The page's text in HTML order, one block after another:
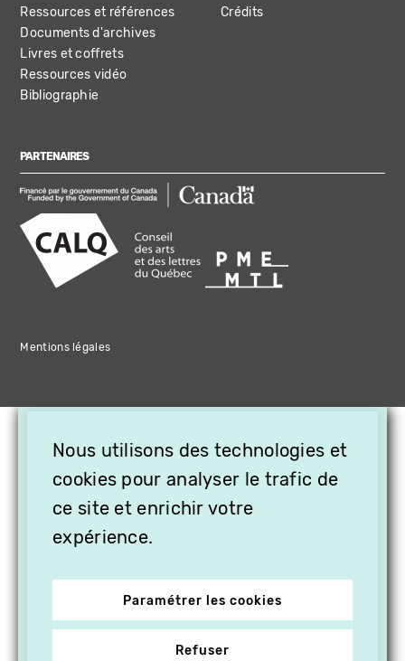
Ressources et références
Documents d'archives
Livres et coffrets
Ressources vidéo
Bibliographie
Crédits
PARTENAIRES
Mentions légales
Nous utilisons des technologies et
cookies pour analyser le trafic de
ce site et enrichir votre
expérience.
Paramétrer les cookies
Refuser
OFFREZ LA VIDÉO EN
CADEAU, ABONNEZ VOS
PROCHES À VITHÈQUE !